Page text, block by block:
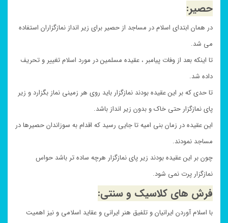
حصیر:
در همان ابتدای اسلام در مساجد از حصیر برای زیر انداز نمازگزاران استفاده
می شد.
تا اینکه بعد از وفات پیامبر ، عقیده مسلمین در مورد اسلام تغییر و تحریف
داده شد.
تا حدی که بر این عقیده بودند نمازگزار باید روی هر زمینی نماز بگزارد و زیر
پای نمازگزار حتی خاک و بدون زیر انداز باشد.
این عقیده در زمان بنی امیه تا جایی رسید که اقدام به سوزاندان حصیرها در
مساجد نمودند.
چون بر این عقیده بودند زیر پای نمازگزار هرچه ساده تر باشد حواس
نمازگزار پرت نمی شود.
فرش های کلاسیک و سنتی:
با اسلام آوردن ایرانیان و تلفیق هنر ایرانی و عقاید اسلامی و نیز اهمیت